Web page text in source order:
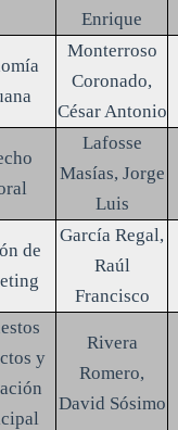
Enrique
Monterroso
Coronado,
César Antonio
Lafosse
Masías, Jorge
Luis
de
García Regal,
Raúl
Francisco
y
Rivera
Romero,
David Sósimo